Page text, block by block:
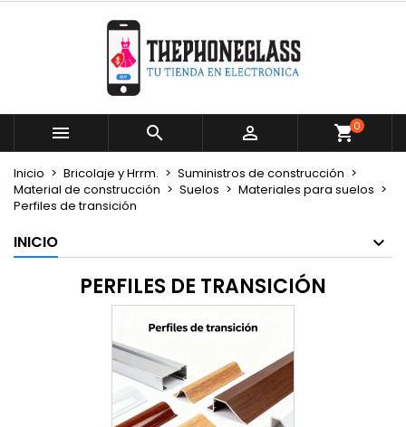
   0
Inicio Bricolaje y Hrrm.
Suministros de construcción
Material de construcción
Suelos
Materiales para suelos
Perfiles de transición
INICIO
PERFILES DE TRANSICIÓN
Mi lista de deseos
Crear nueva lista
((modalTitle))
((confirmMessage))
((cancelText)) ((modalDeleteText))
Crear lista de deseos
Nombre de la lista de deseos
Cancelar Crear lista de deseos
Iniciar sesión
Debe iniciar sesión para guardar productos en su
lista de deseos.
Cancelar Iniciar sesión